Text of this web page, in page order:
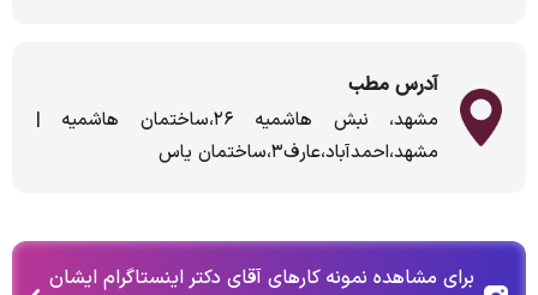
آدرس مطب
مشهد، نبش هاشمیه ۲۶،ساختمان هاشمیه |
مشهد،احمدآباد،عارف۳،ساختمان یاس
برای مشاهده نمونه کارهای آقای دکتر اینستاگرام ایشان